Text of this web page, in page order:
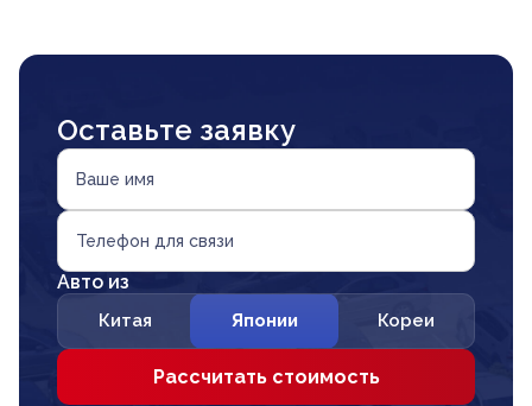
Оставьте заявку
Ваше имя
Телефон для связи
Авто из
Китая Японии Кореи
Рассчитать стоимость